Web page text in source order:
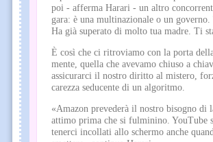
poi - afferma Harari - un altro
gara: è una multinazionale o un governo.
Ha già superato di molto tua madre. Ti
È così che ci ritroviamo con la porta
mente, quella che avevamo chiuso a
assicurarci il nostro diritto al mistero,
carezza seducente di un algoritmo.
«Amazon prevederà il nostro bisogno di
attimo prima che si fulminino. YouTube
tenerci incollati allo schermo anche